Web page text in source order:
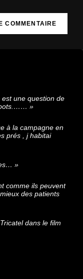
une question de
»
à la campagne en
prés , j habitai
»
comme ils peuvent
des patients
dans le film